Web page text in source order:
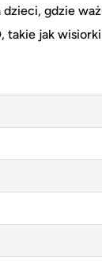
gdzie
takie jak